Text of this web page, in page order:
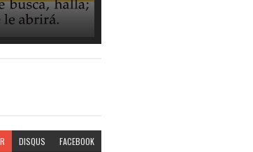
DISQUS FACEBOOK